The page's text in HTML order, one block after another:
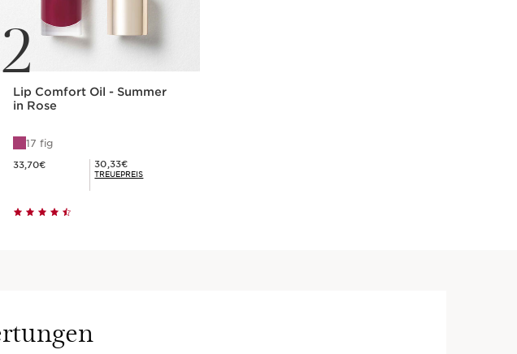
2
Lip Comfort Oil - Summer
in Rose
17 fig
33,70€ Mitgliederpreis 30,33€
30,33€
TREUEPREIS
Schnellansicht